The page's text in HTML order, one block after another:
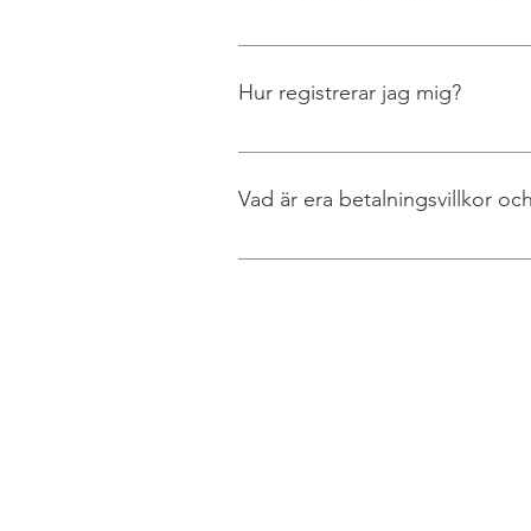
Genom att registrera dig kan du
Hur registrerar jag mig?
Klicka på 'Logga in' och fyll i dina
Vad är era betalningsvillkor
Vi erbjuder faktura med 20